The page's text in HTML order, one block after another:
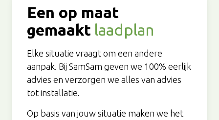
Een op maat
gemaakt laadplan
Elke situatie vraagt om een andere
aanpak. Bij SamSam geven we 100% eerlijk
advies en verzorgen we alles van advies
tot installatie.
Op basis van jouw situatie maken we het